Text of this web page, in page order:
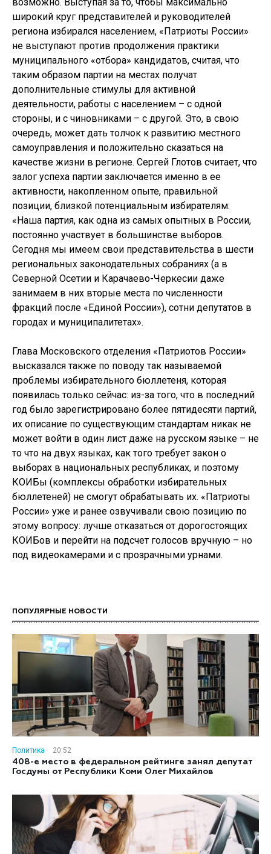
широкий круг представителей и руководителей
региона избирался населением, «Патриоты России»
не выступают против продолжения практики
муниципального «отбора» кандидатов, считая, что
таким образом партии на местах получат
дополнительные стимулы для активной
деятельности, работы с населением – с одной
стороны, и с чиновниками – с другой. Это, в свою
очередь, может дать толчок к развитию местного
самоуправления и положительно сказаться на
качестве жизни в регионе. Сергей Глотов считает, что
залог успеха партии заключается именно в ее
активности, накопленном опыте, правильной
позиции, близкой потенциальным избирателям:
«Наша партия, как одна из самых опытных в России,
постоянно участвует в большинстве выборов.
Сегодня мы имеем свои представительства в шести
региональных законодательных собраниях (а в
Северной Осетии и Карачаево-Черкесии даже
занимаем в них вторые места по численности
фракций после «Единой России»), сотни депутатов в
городах и муниципалитетах».
Глава Московского отделения «Патриотов России»
высказался также по поводу так называемой
проблемы избирательного бюллетеня, которая
появилась только сейчас: из-за того, что в последний
год было зарегистрировано более пятидесяти партий,
их описание по существующим стандартам никак не
может войти в один лист даже на русском языке – не
то что на двух языках, как того требует закон о
выборах в национальных республиках, и поэтому
КОИБы (комплексы обработки избирательных
бюллетеней) не смогут обрабатывать их. «Патриоты
России» уже и ранее озвучивали свою позицию по
этому вопросу: лучше отказаться от дорогостоящих
КОИБов и перейти на подсчет голосов вручную – но
под видеокамерами и с прозрачными урнами.
ПОПУЛЯРНЫЕ НОВОСТИ
Политика
20:52
408-е место в федеральном рейтинге занял депутат
Госдумы от Республики Коми Олег Михайлов